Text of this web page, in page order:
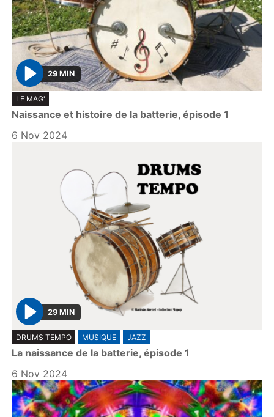
P
l
a
y
29 MIN
LE MAG'
Naissance et histoire de la batterie, épisode 1
6 Nov 2024
P
l
a
y
29 MIN
DRUMS TEMPO MUSIQUE JAZZ
La naissance de la batterie, épisode 1
6 Nov 2024